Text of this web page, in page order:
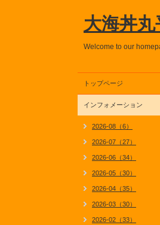
大海丼
Welcome to our
トップページ
インフォメーション
2026-08（6）
2026-07（27）
2026-06（34）
2026-05（30）
2026-04（35）
2026-03（30）
2026-02（33）